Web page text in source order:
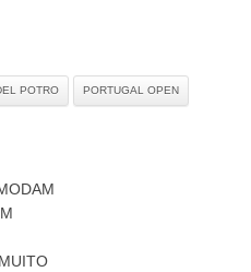
POTRO PORTUGAL OPEN